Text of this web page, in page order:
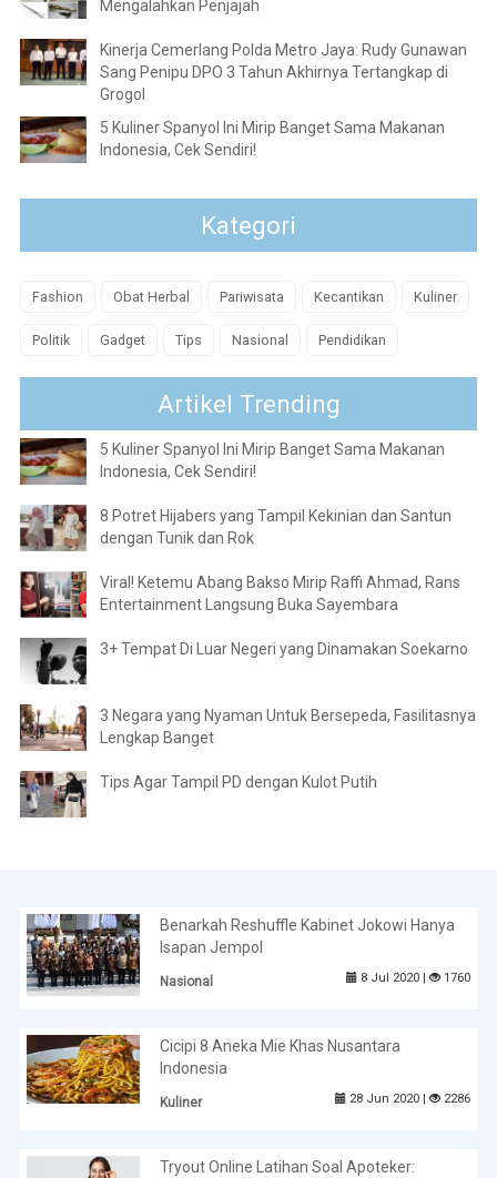
Mengalahkan Penjajah
Kinerja Cemerlang Polda Metro Jaya: Rudy Gunawan
Sang Penipu DPO 3 Tahun Akhirnya Tertangkap di
Grogol
5 Kuliner Spanyol Ini Mirip Banget Sama Makanan
Indonesia, Cek Sendiri!
Kategori
Fashion Obat Herbal Pariwisata Kecantikan Kuliner
Politik Gadget Tips Nasional Pendidikan
Artikel Trending
5 Kuliner Spanyol Ini Mirip Banget Sama Makanan
Indonesia, Cek Sendiri!
8 Potret Hijabers yang Tampil Kekinian dan Santun
dengan Tunik dan Rok
Viral! Ketemu Abang Bakso Mirip Raffi Ahmad, Rans
Entertainment Langsung Buka Sayembara
3+ Tempat Di Luar Negeri yang Dinamakan Soekarno
3 Negara yang Nyaman Untuk Bersepeda, Fasilitasnya
Lengkap Banget
Tips Agar Tampil PD dengan Kulot Putih
Benarkah Reshuffle Kabinet Jokowi Hanya
Isapan Jempol
Nasional 8 Jul 2020 | 1760
Cicipi 8 Aneka Mie Khas Nusantara
Indonesia
Kuliner 28 Jun 2020 | 2286
Tryout Online Latihan Soal Apoteker: